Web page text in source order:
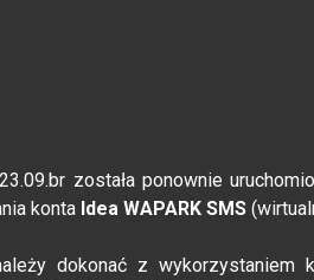
została ponownie
konta Idea WAPARK SMS
dokonać z wykorzystaniem